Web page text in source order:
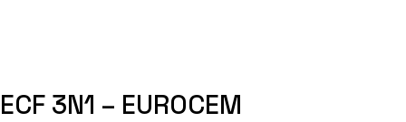
ECF 3N1 – EUROCEM